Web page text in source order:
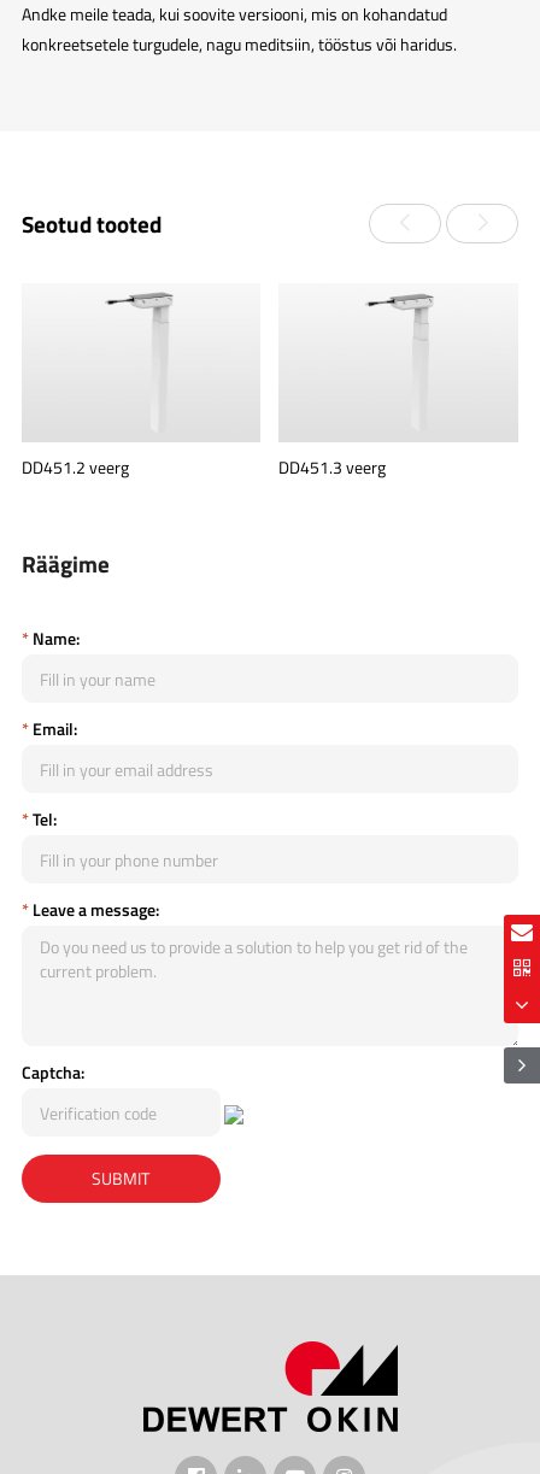
Andke meile teada, kui soovite versiooni, mis on kohandatud
konkreetsetele turgudele, nagu meditsiin, tööstus või haridus.
Seotud tooted
DD451.2 veerg DD451.3 veerg
Räägime
*Name:
*Email:
*Tel:
*Leave a message:
Captcha: